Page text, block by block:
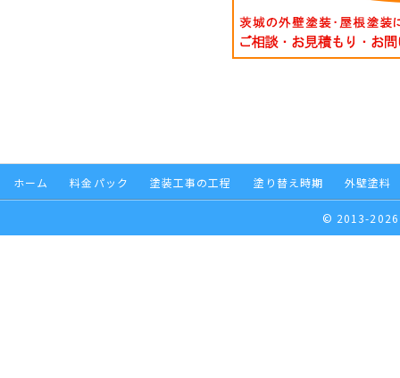
ホーム 料金パック 塗装工事の工程 塗り替え時期 外壁塗料
© 2013-2026